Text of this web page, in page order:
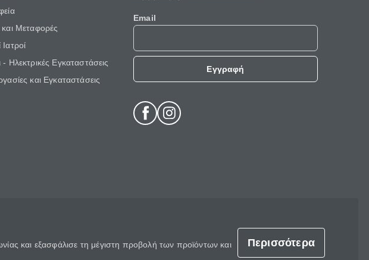
και Μεταφορές
- Ηλεκτρικές Εγκαταστάσεις
και Εγκαταστάσεις
Email
Εγγραφή
και εξασφάλισε τη μέγιστη προβολή των προϊόντων και
Περισσότερα